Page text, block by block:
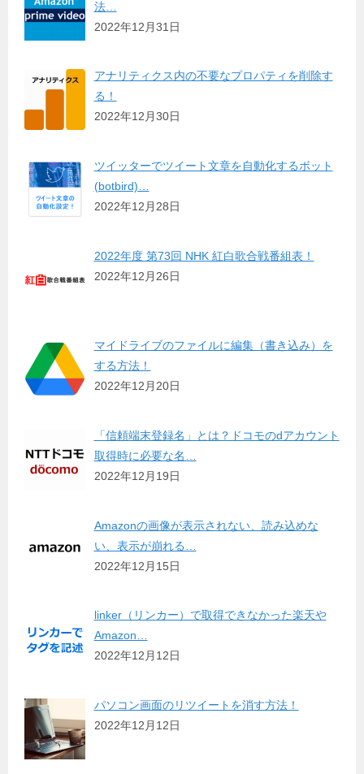
法…
2022年12月31日
アナリティクス内の不要なプロパティを削除す
る！
2022年12月30日
ツイッターでツイート文章を自動化するボット
(botbird)…
2022年12月28日
2022年度 第73回 NHK 紅白歌合戦番組表！
2022年12月26日
マイドライブのファイルに編集（書き込み）を
する方法！
2022年12月20日
「信頼端末登録名」とは？ドコモのdアカウント
取得時に必要な名…
2022年12月19日
Amazonの画像が表示されない、読み込めな
い、表示が崩れる…
2022年12月15日
linker（リンカー）で取得できなかった楽天や
Amazon…
2022年12月12日
パソコン画面のリツイートを消す方法！
2022年12月12日